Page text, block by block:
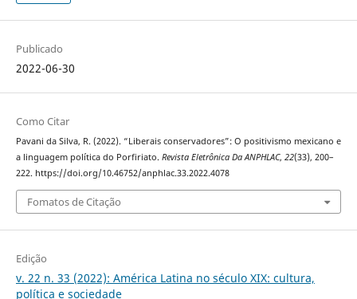
Publicado
2022-06-30
Como Citar
Pavani da Silva, R. (2022). “Liberais conservadores”: O positivismo mexicano e
a linguagem política do Porfiriato. Revista Eletrônica Da ANPHLAC, 22(33), 200–
222. https://doi.org/10.46752/anphlac.33.2022.4078
Fomatos de Citação
Edição
v. 22 n. 33 (2022): América Latina no século XIX: cultura,
política e sociedade